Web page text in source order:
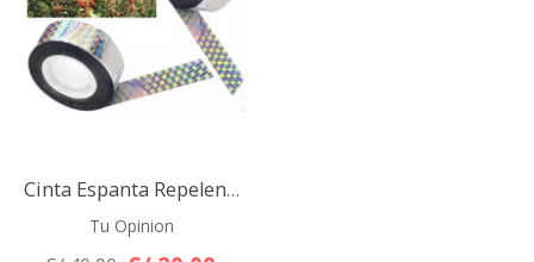
Cinta Espanta Repelente De Pájaros Ahuyenta Palomas 50 Mt
Tu Opinion